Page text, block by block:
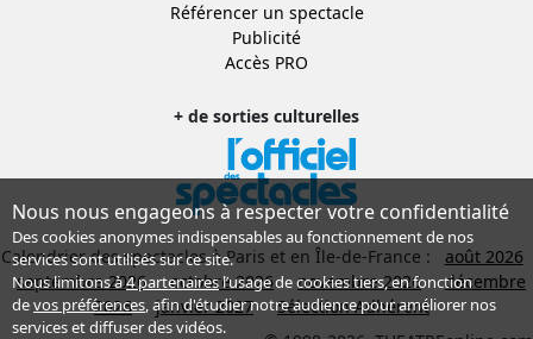
Référencer un spectacle
Publicité
Accès PRO
+ de sorties culturelles
Calendrier des spectacles à Paris et en Île-de-France :
août 2026
septembre 2026
octobre 2026 novembre 2026
décembre
2026
janvier 2027
Sélection Adhérent
Nous nous engageons à respecter votre confidentialité
Des cookies anonymes indispensables au fonctionnement de nos
services sont utilisés sur ce site.
Nous limitons à4 partenairesl’usage de cookies tiers, en fonction
devos préférences, afin d'étudier notre audience pour améliorer nos
services et diffuser des vidéos.